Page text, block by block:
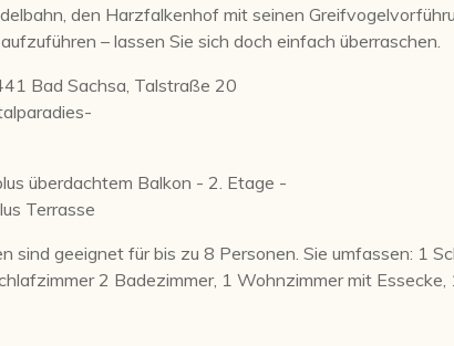
den Harzfalkenhof mit seinen
– lassen Sie sich doch einfach überraschen.
Bad Sachsa, Talstraße 20
überdachtem Balkon - 2. Etage -
Terrasse
sind geeignet für bis zu 8 Personen. Sie umfassen: 1
2 Badezimmer, 1 Wohnzimmer mit